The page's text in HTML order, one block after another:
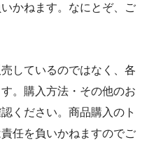
かねます。なにとぞ、ご
しているのではなく、各
。購入方法・その他のお
ください。商品購入のト
任を負いかねますのでご